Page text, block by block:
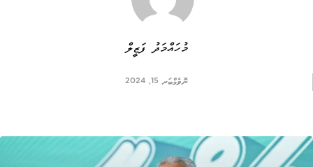
މުހައްމަދު ފަޒީލް
ނޮވެމްބަރ 15, 2024